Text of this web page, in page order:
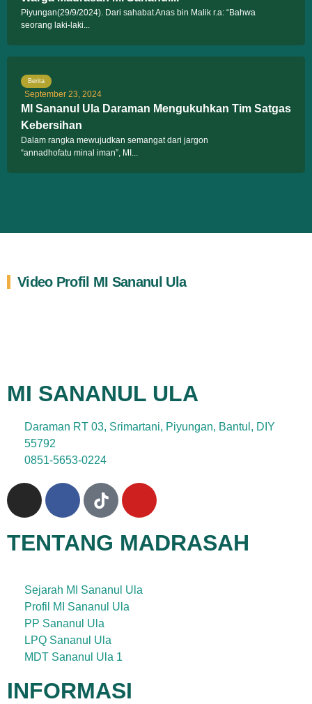
Piyungan(29/9/2024). Dari sahabat Anas bin Malik r.a: “Bahwa
seorang laki-laki...
Berita
September 23, 2024
MI Sananul Ula Daraman Mengukuhkan Tim Satgas
Kebersihan
Dalam rangka mewujudkan semangat dari jargon
“annadhofatu minal iman”, MI...
Video Profil MI Sananul Ula
MI SANANUL ULA
Daraman RT 03, Srimartani, Piyungan, Bantul, DIY
55792
0851-5653-0224
TENTANG MADRASAH
Sejarah MI Sananul Ula
Profil MI Sananul Ula
PP Sananul Ula
LPQ Sananul Ula
MDT Sananul Ula 1
INFORMASI